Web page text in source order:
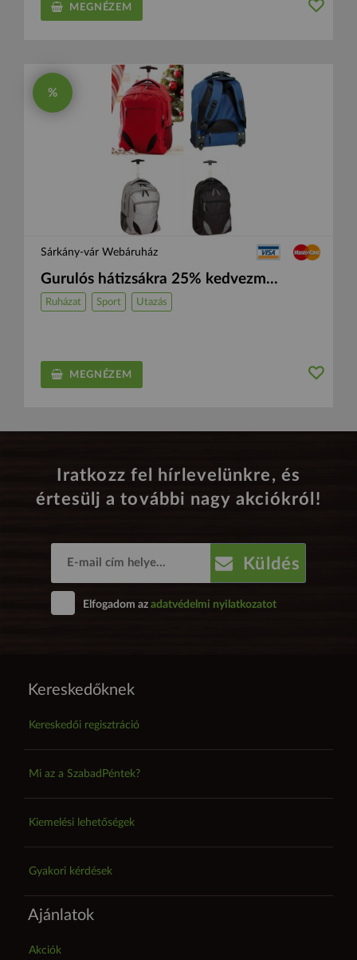
MEGNÉZEM
%
Sárkány-vár Webáruház
Gurulós hátizsákra 25% kedvezm...
Ruházat Sport Utazás
MEGNÉZEM
Iratkozz fel hírlevelünkre, és
értesülj a további nagy akciókról!
Küldés
Elfogadom az adatvédelmi nyilatkozatot
Kereskedőknek
Kereskedői regisztráció
Mi az a SzabadPéntek?
Kiemelési lehetőségek
Gyakori kérdések
Ajánlatok
Akciók